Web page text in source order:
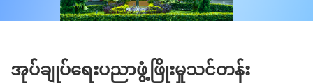
အုပ်ချုပ်ရေးပညာဖွံ့ဖြိုးမှုသင်တန်း